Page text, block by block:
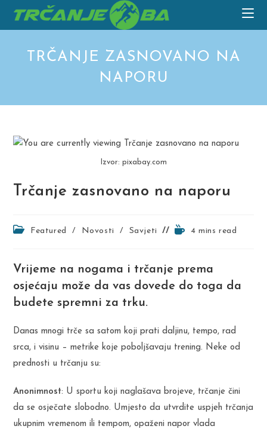
TRČANJE ZASNOVANO NA
NAPORU
Izvor: pixabay.com
Trčanje zasnovano na naporu
PostFeatured / Novosti / Savjeti
Reading4 mins read
Vrijeme na nogama i trčanje prema
osjećaju može da vas dovede do toga da
budete spremni za trku.
Danas mnogi trče sa satom koji prati daljinu, tempo, rad
srca, i visinu – metrike koje poboljšavaju trening. Neke od
prednosti u trčanju su:
Anonimnost: U sportu koji naglašava brojeve, trčanje čini
da se osječate slobodno. Umjesto da utvrdite uspjeh trčanja
ukupnim vremenom ili tempom, opaženi napor vlada